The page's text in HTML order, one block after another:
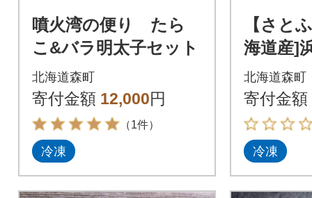
噴火湾の便り たら
こ&バラ明太子セット
北海道森町
寄付金額 12,000円
（1件）
冷凍
【さと
海道産]
ニ 約
北海道森町
寄付金額
冷凍